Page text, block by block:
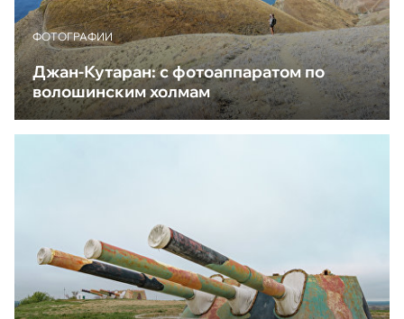
ФОТОГРАФИИ
Джан-Кутаран: с фотоаппаратом по
волошинским холмам